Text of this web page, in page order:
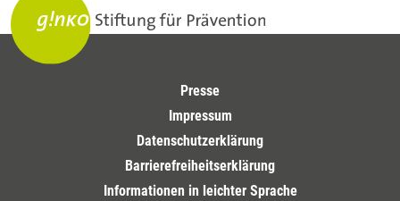
Presse
Impressum
Datenschutzerklärung
Barrierefreiheitserklärung
Informationen in leichter Sprache